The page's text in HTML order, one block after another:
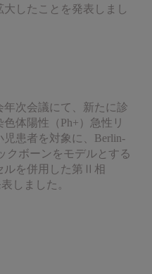
したことを発表しまし
年次会議にて、新たに診
体陽性（Ph+）急性リ
患者を対象に、Berlin-
クボーンをモデルとする
ルを併用した第Ⅱ相
しました。